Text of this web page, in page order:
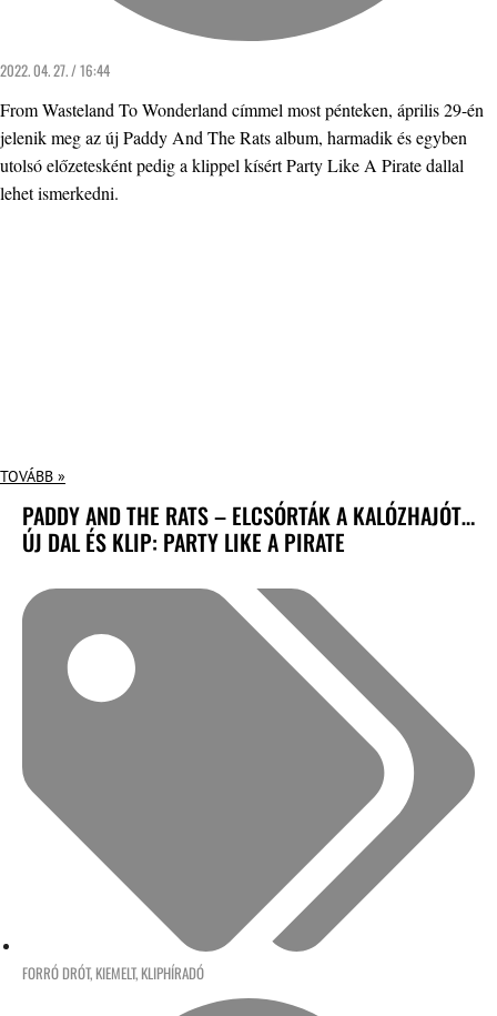
2022. 04. 27. / 16:44
From Wasteland To Wonderland címmel most pénteken, április 29-én
jelenik meg az új Paddy And The Rats album, harmadik és egyben
utolsó előzetesként pedig a klippel kísért Party Like A Pirate dallal
lehet ismerkedni.
TOVÁBB »
PADDY AND THE RATS – ELCSÓRTÁK A KALÓZHAJÓT…
ÚJ DAL ÉS KLIP: PARTY LIKE A PIRATE
FORRÓ DRÓT, KIEMELT, KLIPHÍRADÓ